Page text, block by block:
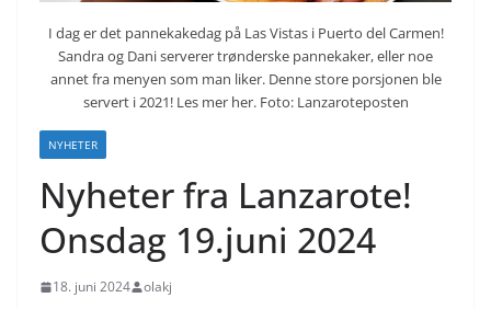
I dag er det pannekakedag på Las Vistas i Puerto del Carmen!
Sandra og Dani serverer trønderske pannekaker, eller noe
annet fra menyen som man liker. Denne store porsjonen ble
servert i 2021! Les mer her. Foto: Lanzaroteposten
NYHETER
Nyheter fra Lanzarote!
Onsdag 19.juni 2024
18. juni 2024 olakj